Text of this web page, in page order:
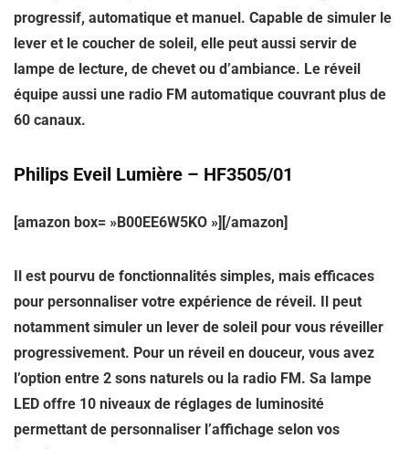
progressif, automatique et manuel. Capable de simuler le
lever et le coucher de soleil, elle peut aussi servir de
lampe de lecture, de chevet ou d’ambiance. Le réveil
équipe aussi une radio FM automatique couvrant plus de
60 canaux.
Philips Eveil Lumière – HF3505/01
[amazon box= »B00EE6W5KO »][/amazon]
Il est pourvu de fonctionnalités simples, mais efficaces
pour personnaliser votre expérience de réveil. Il peut
notamment simuler un lever de soleil pour vous réveiller
progressivement. Pour un réveil en douceur, vous avez
l’option entre 2 sons naturels ou la radio FM. Sa lampe
LED offre 10 niveaux de réglages de luminosité
permettant de personnaliser l’affichage selon vos